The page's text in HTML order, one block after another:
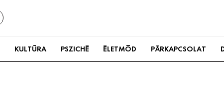
KULTÚRA PSZICHÉ ÉLETMÓD PÁRKAPCSOLAT